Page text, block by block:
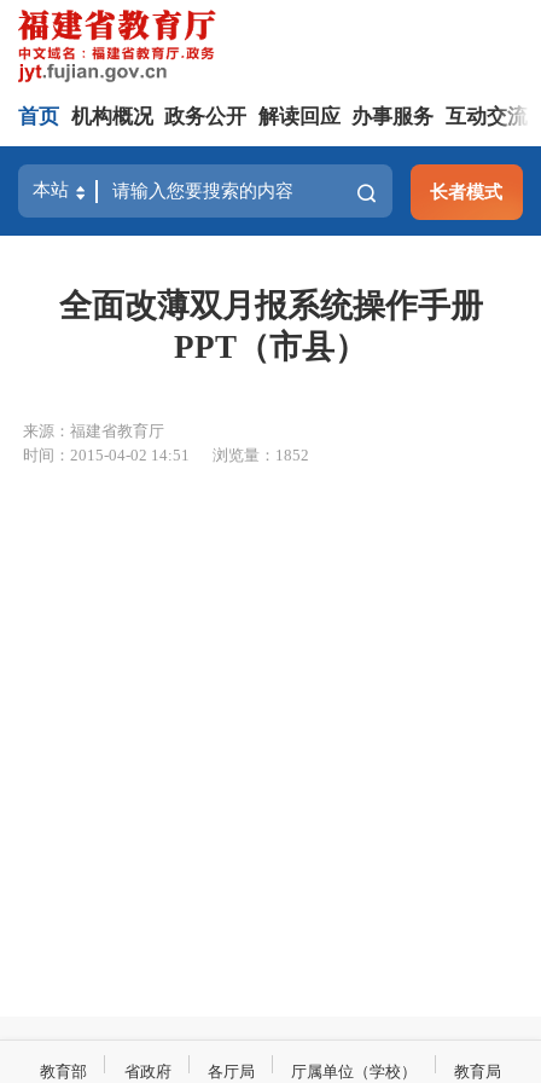
首页 机构概况 政务公开 解读回应 办事服务 互动交流
长者模式
全面改薄双月报系统操作手册
PPT（市县）
来源：福建省教育厅
时间：2015-04-02 14:51
浏览量：1852
教育部 省政府 各厅局 厅属单位（学校） 教育局